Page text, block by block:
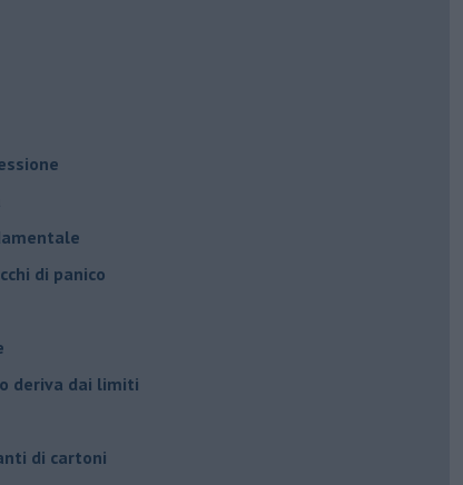
di panico
deriva dai limiti
di cartoni